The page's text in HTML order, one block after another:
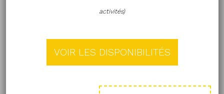
activités)